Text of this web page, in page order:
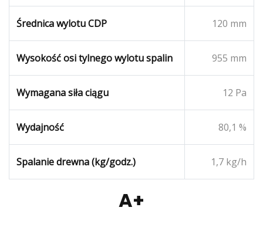
Średnica wylotu CDP 120 mm
Wysokość osi tylnego wylotu spalin 955 mm
Wymagana siła ciągu 12 Pa
Wydajność 80,1 %
Spalanie drewna (kg/godz.) 1,7 kg/h
A+